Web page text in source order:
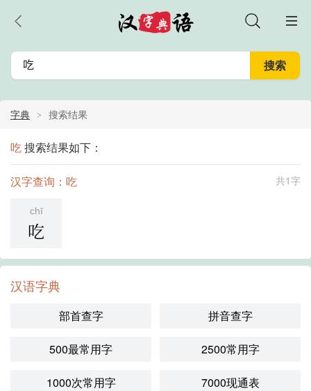
字典 搜索结果
吃搜索结果如下：
共1字
汉字查询：吃
chī
吃
汉语字典
部首查字 拼音查字
500最常用字 2500常用字
1000次常用字 7000现通表